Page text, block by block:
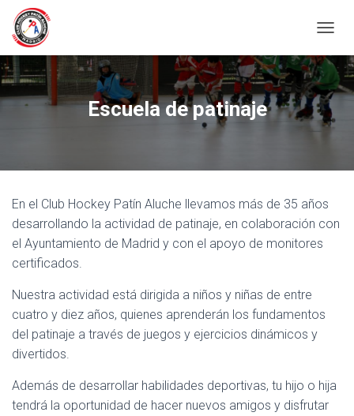
Escuela de patinaje
En el Club Hockey Patín Aluche llevamos más de 35 años
desarrollando la actividad de patinaje, en colaboración con
el Ayuntamiento de Madrid y con el apoyo de monitores
certificados.
Nuestra actividad está dirigida a niños y niñas de entre
cuatro y diez años, quienes aprenderán los fundamentos
del patinaje a través de juegos y ejercicios dinámicos y
divertidos.
Además de desarrollar habilidades deportivas, tu hijo o hija
tendrá la oportunidad de hacer nuevos amigos y disfrutar